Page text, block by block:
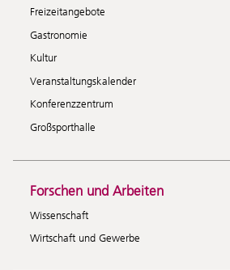
Freizeitangebote
Gastronomie
Kultur
Veranstaltungskalender
Konferenzzentrum
Großsporthalle
Forschen und Arbeiten
Wissenschaft
Wirtschaft und Gewerbe